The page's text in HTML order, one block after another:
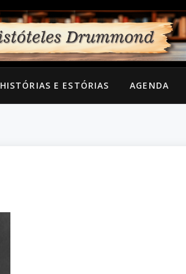
HISTÓRIAS E ESTÓRIAS AGENDA